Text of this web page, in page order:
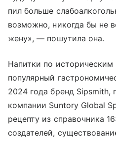
пил больше
возможно, никогда бы не
жену», — пошутила она.
Напитки по
популярный
2024 года бренд
компании Suntory Global
рецепту из справочника
создателей,